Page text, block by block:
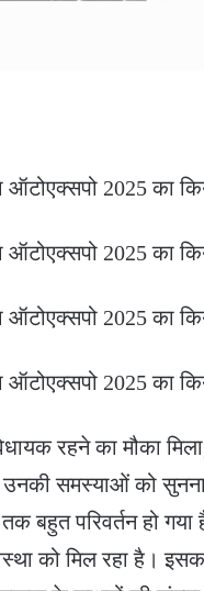
रहने का मौका
उनकी समस्याओं को
बहुत परिवर्तन हो
को मिल रहा है।